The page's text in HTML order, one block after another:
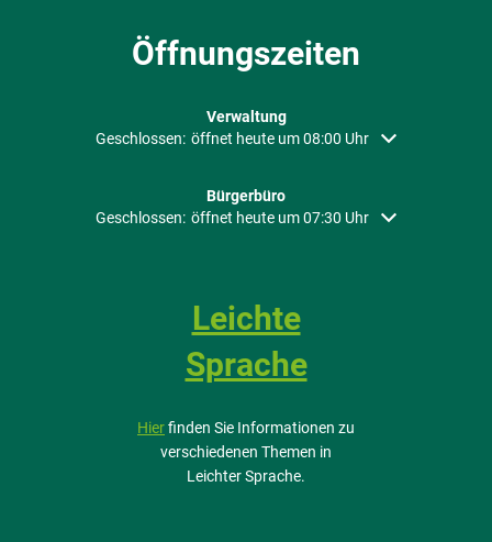
Öffnungszeiten
Verwaltung
Klicken, um weitere Öffnungs- oder Schließzeiten
Geschlossen: öffnet heute um 08:00 Uhr
Bürgerbüro
Klicken, um weitere Öffnungs- oder Schließzeiten
Geschlossen: öffnet heute um 07:30 Uhr
Leichte
Sprache
Hierfinden Sie Informationen zu
verschiedenen Themen in
Leichter Sprache.